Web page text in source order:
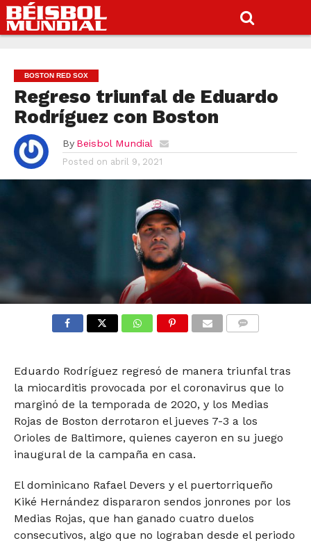
BOSTON RED SOX
Regreso triunfal de Eduardo
Rodríguez con Boston
By Beisbol Mundial
Posted on abril 9, 2021
Eduardo Rodríguez regresó de manera triunfal tras
la miocarditis provocada por el coronavirus que lo
marginó de la temporada de 2020, y los Medias
Rojas de Boston derrotaron el jueves 7-3 a los
Orioles de Baltimore, quienes cayeron en su juego
inaugural de la campaña en casa.
El dominicano Rafael Devers y el puertorriqueño
Kiké Hernández dispararon sendos jonrones por los
Medias Rojas, que han ganado cuatro duelos
consecutivos, algo que no lograban desde el periodo